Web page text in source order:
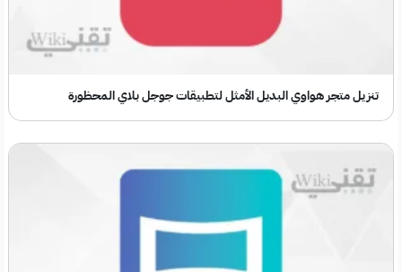
تنزيل متجر هواوي البديل الأمثل لتطبيقات جوجل بلاي المحظورة